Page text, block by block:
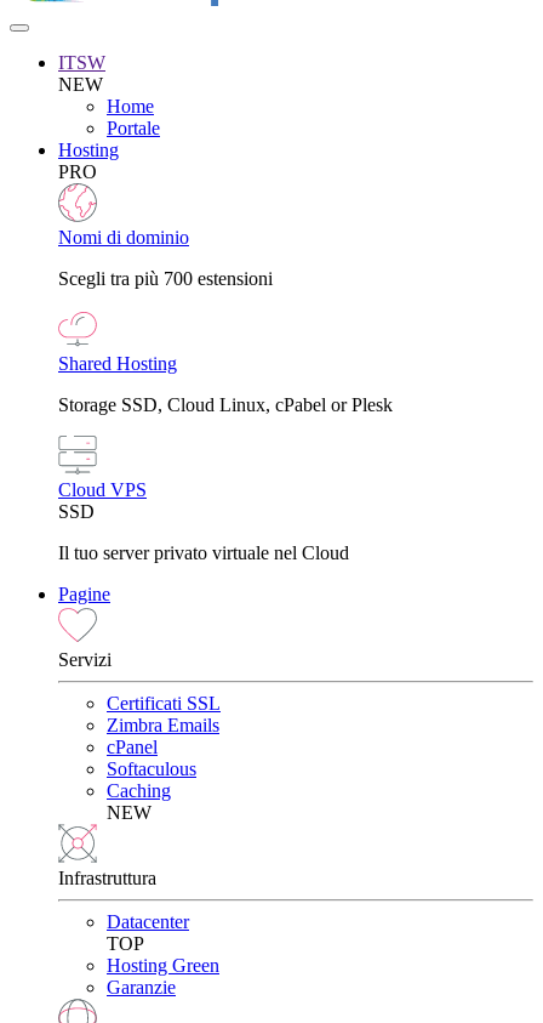
ITSW
NEW
Home
Portale
Hosting
PRO
Nomi di dominio
Scegli tra più 700 estensioni
Shared Hosting
Storage SSD, Cloud Linux, cPabel or Plesk
Cloud VPS
SSD
Il tuo server privato virtuale nel Cloud
Pagine
Servizi
Certificati SSL
Zimbra Emails
cPanel
Softaculous
Caching
NEW
Infrastruttura
Datacenter
TOP
Hosting Green
Garanzie